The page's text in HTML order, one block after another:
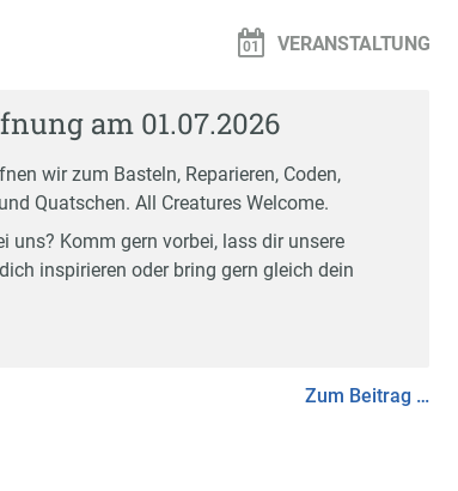
VERANSTALTUNG
am 01.07.2026
wir zum Basteln, Reparieren, Coden,
Quatschen. All Creatures Welcome.
uns? Komm gern vorbei, lass dir unsere
inspirieren oder bring gern gleich dein
Zum Beitrag …